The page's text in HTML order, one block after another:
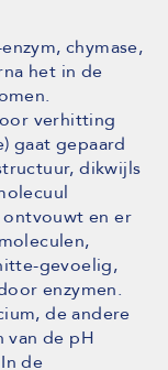
chymase,
het in de
verhitting
gaat gepaard
dikwijls
en er
gevoelig,
enzymen.
de andere
van de pH
de